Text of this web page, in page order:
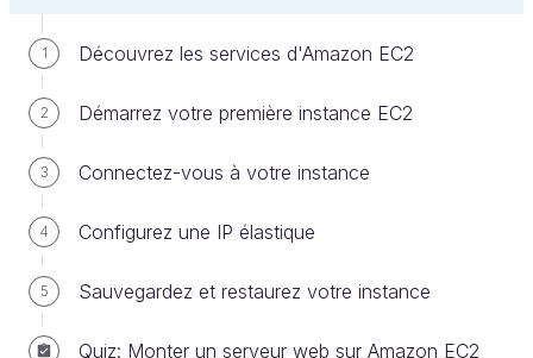
1 Découvrez les services d'Amazon EC2
2 Démarrez votre première instance EC2
3 Connectez-vous à votre instance
4 Configurez une IP élastique
5 Sauvegardez et restaurez votre instance
Quiz: Monter un serveur web sur Amazon EC2
Amazon EC2, S3, RDS et IAM sont certes souvent
cités comme les services essentiels d’AWS. Mais il y
a un service qui peut facilement les détrôner en
termes d’importance : le service de facturation !
Eh oui, c’est un service à part entière.
Dans un environnement de pay as you go
, l’art de